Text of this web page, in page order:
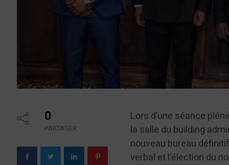
0
PARTAGER
Lors d’une séance
la salle du building
nouveau bureau
verbal et l’élection du